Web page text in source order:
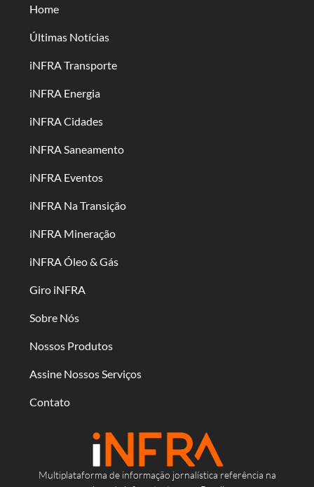
Multiplataforma de informação jornalística referência na
Home
Últimas Notícias
iNFRA Transporte
iNFRA Energia
iNFRA Cidades
iNFRA Saneamento
iNFRA Eventos
iNFRA Na Transição
iNFRA Mineração
iNFRA Óleo & Gás
Giro iNFRA
Sobre Nós
Nossos Produtos
Assine Nossos Serviços
Contato